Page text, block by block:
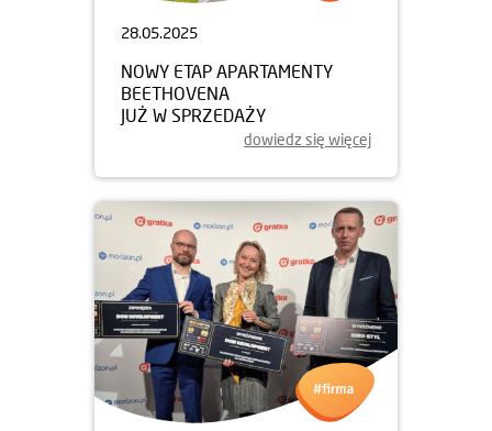
28.05.2025
NOWY ETAP APARTAMENTY
BEETHOVENA
JUŻ W SPRZEDAŻY
dowiedz się więcej